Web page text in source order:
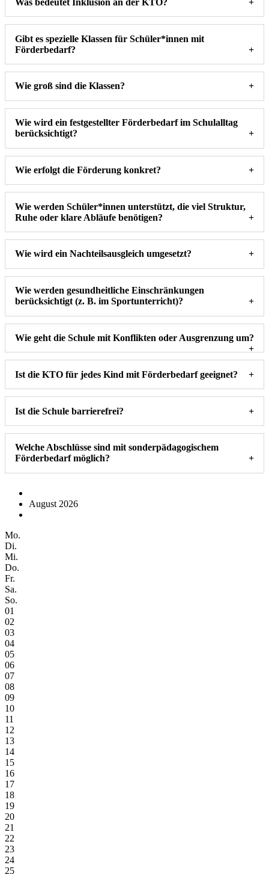
Gibt es spezielle Klassen für Schüler*innen mit
Förderbedarf?
Wie groß sind die Klassen?
Wie wird ein festgestellter Förderbedarf im Schulalltag
berücksichtigt?
Wie erfolgt die Förderung konkret?
Wie werden Schüler*innen unterstützt, die viel Struktur,
Ruhe oder klare Abläufe benötigen?
Wie wird ein Nachteilsausgleich umgesetzt?
Wie werden gesundheitliche Einschränkungen
berücksichtigt (z. B. im Sportunterricht)?
Wie geht die Schule mit Konflikten oder Ausgrenzung um?
Ist die KTO für jedes Kind mit Förderbedarf geeignet?
Ist die Schule barrierefrei?
Welche Abschlüsse sind mit sonderpädagogischem
Förderbedarf möglich?
August 2026
Mo.
Di.
Mi.
Do.
Fr.
Sa.
So.
01
02
03
04
05
06
07
08
09
10
11
12
13
14
15
16
17
18
19
20
21
22
23
24
25